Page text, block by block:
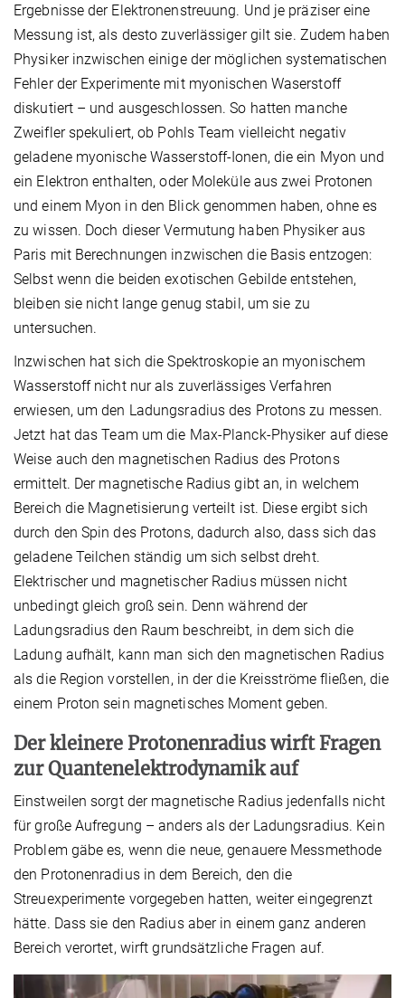
Ergebnisse der Elektronenstreuung. Und je präziser eine
Messung ist, als desto zuverlässiger gilt sie. Zudem haben
Physiker inzwischen einige der möglichen systematischen
Fehler der Experimente mit myonischen Waserstoff
diskutiert – und ausgeschlossen. So hatten manche
Zweifler spekuliert, ob Pohls Team vielleicht negativ
geladene myonische Wasserstoff-Ionen, die ein Myon und
ein Elektron enthalten, oder Moleküle aus zwei Protonen
und einem Myon in den Blick genommen haben, ohne es
zu wissen. Doch dieser Vermutung haben Physiker aus
Paris mit Berechnungen inzwischen die Basis entzogen:
Selbst wenn die beiden exotischen Gebilde entstehen,
bleiben sie nicht lange genug stabil, um sie zu
untersuchen.
Inzwischen hat sich die Spektroskopie an myonischem
Wasserstoff nicht nur als zuverlässiges Verfahren
erwiesen, um den Ladungsradius des Protons zu messen.
Jetzt hat das Team um die Max-Planck-Physiker auf diese
Weise auch den magnetischen Radius des Protons
ermittelt. Der magnetische Radius gibt an, in welchem
Bereich die Magnetisierung verteilt ist. Diese ergibt sich
durch den Spin des Protons, dadurch also, dass sich das
geladene Teilchen ständig um sich selbst dreht.
Elektrischer und magnetischer Radius müssen nicht
unbedingt gleich groß sein. Denn während der
Ladungsradius den Raum beschreibt, in dem sich die
Ladung aufhält, kann man sich den magnetischen Radius
als die Region vorstellen, in der die Kreisströme fließen, die
einem Proton sein magnetisches Moment geben.
Der kleinere Protonenradius wirft Fragen
zur Quantenelektrodynamik auf
Einstweilen sorgt der magnetische Radius jedenfalls nicht
für große Aufregung – anders als der Ladungsradius. Kein
Problem gäbe es, wenn die neue, genauere Messmethode
den Protonenradius in dem Bereich, den die
Streuexperimente vorgegeben hatten, weiter eingegrenzt
hätte. Dass sie den Radius aber in einem ganz anderen
Bereich verortet, wirft grundsätzliche Fragen auf.